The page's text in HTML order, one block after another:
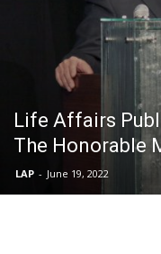
Life Affairs
The Honorable
LAP - June 19, 2022